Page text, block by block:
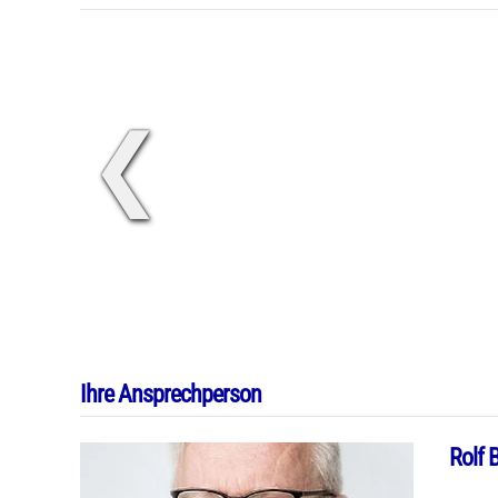
❮
Ihre Ansprechperson
Rolf